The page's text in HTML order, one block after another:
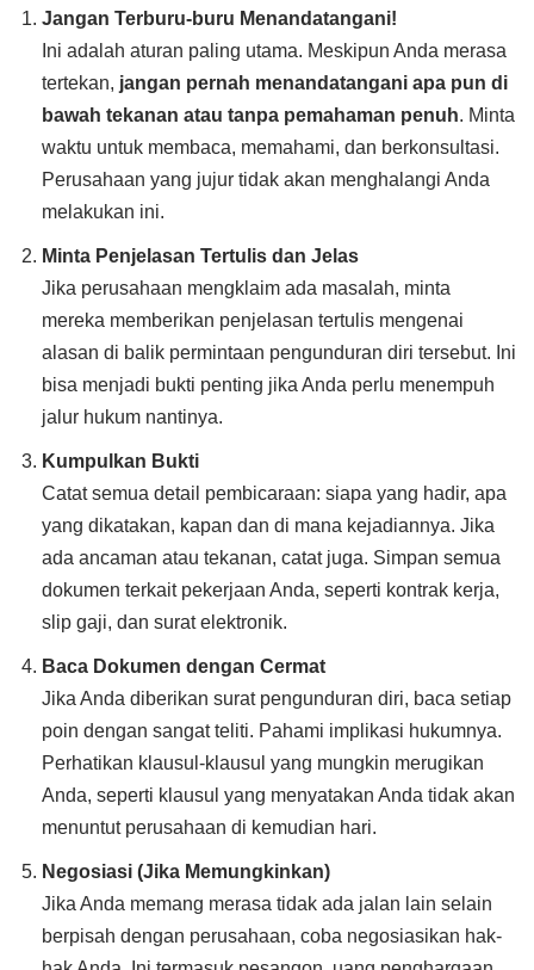
Jangan Terburu-buru Menandatangani!
Ini adalah aturan paling utama. Meskipun Anda merasa
tertekan, jangan pernah menandatangani apa pun di
bawah tekanan atau tanpa pemahaman penuh. Minta
waktu untuk membaca, memahami, dan berkonsultasi.
Perusahaan yang jujur tidak akan menghalangi Anda
melakukan ini.
Minta Penjelasan Tertulis dan Jelas
Jika perusahaan mengklaim ada masalah, minta
mereka memberikan penjelasan tertulis mengenai
alasan di balik permintaan pengunduran diri tersebut. Ini
bisa menjadi bukti penting jika Anda perlu menempuh
jalur hukum nantinya.
Kumpulkan Bukti
Catat semua detail pembicaraan: siapa yang hadir, apa
yang dikatakan, kapan dan di mana kejadiannya. Jika
ada ancaman atau tekanan, catat juga. Simpan semua
dokumen terkait pekerjaan Anda, seperti kontrak kerja,
slip gaji, dan surat elektronik.
Baca Dokumen dengan Cermat
Jika Anda diberikan surat pengunduran diri, baca setiap
poin dengan sangat teliti. Pahami implikasi hukumnya.
Perhatikan klausul-klausul yang mungkin merugikan
Anda, seperti klausul yang menyatakan Anda tidak akan
menuntut perusahaan di kemudian hari.
Negosiasi (Jika Memungkinkan)
Jika Anda memang merasa tidak ada jalan lain selain
berpisah dengan perusahaan, coba negosiasikan hak-